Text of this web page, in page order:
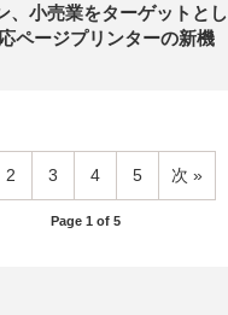
、小売業をターゲットとし
ページプリンターの新機
2 3 4 5 次
Page 1 of 5